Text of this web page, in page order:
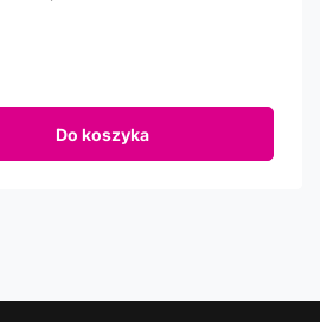
Do koszyka